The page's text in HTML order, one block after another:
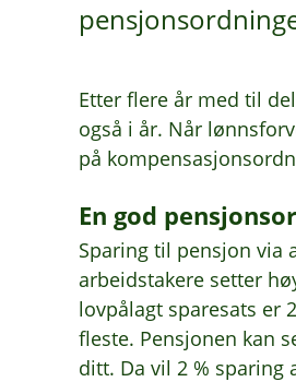
Etter flere år med til
også i år. Når
på
En god
Sparing til pensjon via
arbeidstakere setter
lovpålagt sparesats er
fleste. Pensjonen kan
ditt. Da vil 2 % sparing